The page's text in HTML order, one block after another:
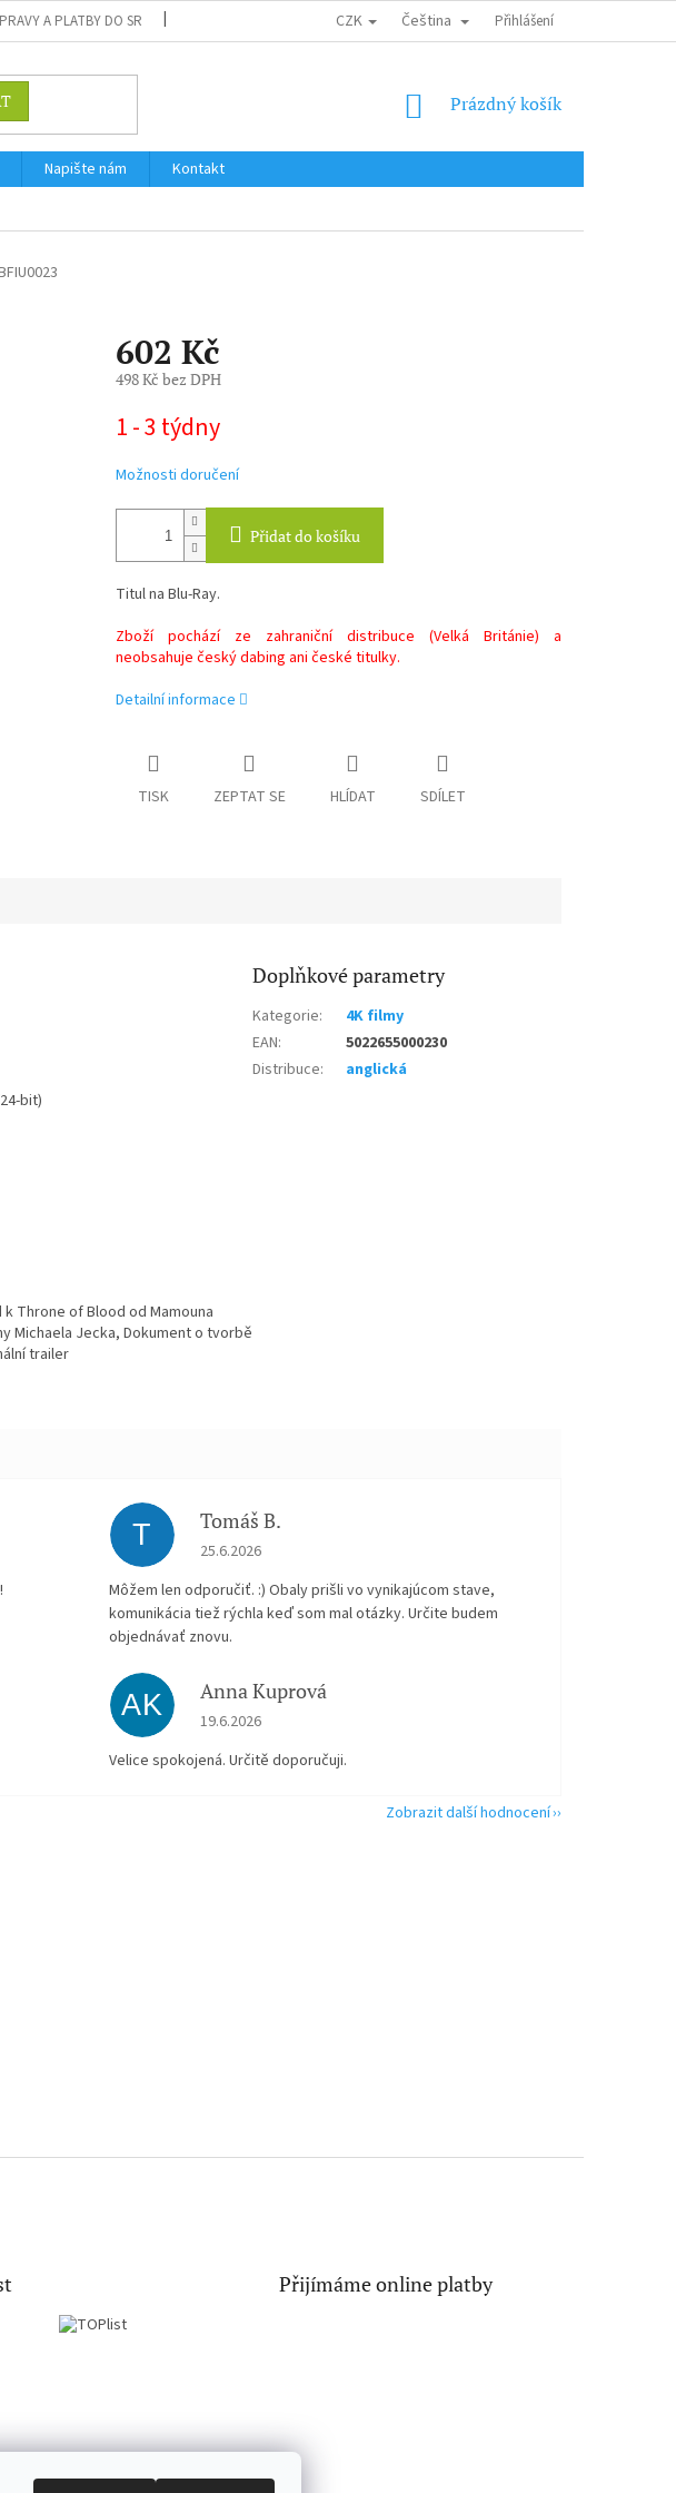
A PLATBY DO SR DOPRAVA DO EU / INTERNATIONAL SHIPPING OBCHODNÍ PODMÍNKY
CZK Čeština Přihlášení
NÁKUPNÍ
Prázdný košík
Napište nám
Kontakt
602 Kč
498 Kč bez DPH
cena:
1 - 3 týdny
Možnosti doručení
Přidat do košíku
Titul na Blu-Ray.
Zboží pochází ze zahraniční distribuce (Velká Británie) a
neobsahuje český dabing ani české titulky.
Detailní informace
TISK ZEPTAT SE HLÍDAT SDÍLET
bit)
k Throne of Blood od Mamouna
Michaela Jecka, Dokument o tvorbě
trailer
Doplňkové parametry
Kategorie:
4K filmy
EAN:
5022655000230
Distribuce: anglická
T Tomáš B.
Hodnocení obchodu je 5 z 5 hvězdiček.
25.6.2026
Môžem len odporučiť. :) Obaly prišli vo vynikajúcom stave,
komunikácia tiež rýchla keď som mal otázky. Určite budem
objednávať znovu.
AK Anna Kuprová
Hodnocení obchodu je 5 z 5 hvězdiček.
19.6.2026
Velice spokojená. Určitě doporučuji.
Zobrazit další hodnocení
Přijímáme online platby